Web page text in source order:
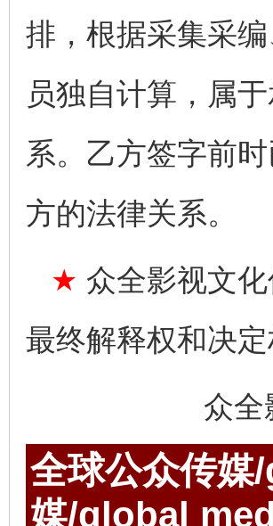
排，根据采集采
员独自计算，属
系。乙方签字前
方的法律关系。
★ 众全影视文
最终解释权和决定
众全
全球公众传
媒/global